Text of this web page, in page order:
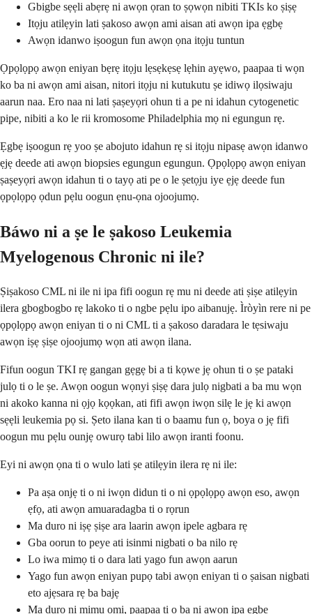
Gbigbe sẹẹli abẹrẹ ni awọn ọran to ṣọwọn nibiti TKIs ko ṣiṣẹ
Itọju atilẹyin lati ṣakoso awọn ami aisan ati awọn ipa ẹgbẹ
Awọn idanwo iṣoogun fun awọn ọna itọju tuntun
Ọpọlọpọ awọn eniyan bẹrẹ itọju lẹsẹkẹsẹ lẹhin ayẹwo, paapaa ti wọn
ko ba ni awọn ami aisan, nitori itọju ni kutukutu ṣe idiwọ ilọsiwaju
aarun naa. Ero naa ni lati ṣaṣeyọri ohun ti a pe ni idahun cytogenetic
pipe, nibiti a ko le rii kromosome Philadelphia mọ ni egungun rẹ.
Ẹgbẹ iṣoogun rẹ yoo ṣe abojuto idahun rẹ si itọju nipasẹ awọn idanwo
ẹjẹ deede ati awọn biopsies egungun egungun. Ọpọlọpọ awọn eniyan
ṣaṣeyọri awọn idahun ti o tayọ ati pe o le ṣetọju iye ẹjẹ deede fun
ọpọlọpọ ọdun pẹlu oogun ẹnu-ọna ojoojumọ.
Báwo ni a ṣe le ṣakoso Leukemia
Myelogenous Chronic ni ile?
Ṣiṣakoso CML ni ile ni ipa fifi oogun rẹ mu ni deede ati ṣiṣe atilẹyin
ilera gbogbogbo rẹ lakoko ti o ngbe pẹlu ipo aibanujẹ. Ìròyìn rere ni pe
ọpọlọpọ awọn eniyan ti o ni CML ti a ṣakoso daradara le tẹsiwaju
awọn iṣẹ ṣiṣe ojoojumọ wọn ati awọn ilana.
Fifun oogun TKI rẹ gangan gẹgẹ bi a ti kọwe jẹ ohun ti o ṣe pataki
julọ ti o le ṣe. Awọn oogun wọnyi ṣiṣẹ dara julọ nigbati a ba mu wọn
ni akoko kanna ni ọjọ kọọkan, ati fifi awọn iwọn silẹ le jẹ ki awọn
sẹẹli leukemia pọ si. Ṣeto ilana kan ti o baamu fun ọ, boya o jẹ fifi
oogun mu pẹlu ounjẹ owurọ tabi lilo awọn iranti foonu.
Eyi ni awọn ọna ti o wulo lati ṣe atilẹyin ilera rẹ ni ile:
Pa aṣa onjẹ ti o ni iwọn didun ti o ni ọpọlọpọ awọn eso, awọn
ẹfọ, ati awọn amuaradagba ti o rọrun
Ma duro ni iṣẹ ṣiṣe ara laarin awọn ipele agbara rẹ
Gba oorun to peye ati isinmi nigbati o ba nilo rẹ
Lo iwa mimọ ti o dara lati yago fun awọn aarun
Yago fun awọn eniyan pupọ tabi awọn eniyan ti o ṣaisan nigbati
eto ajẹsara rẹ ba bajẹ
Ma duro ni mimu omi, paapaa ti o ba ni awọn ipa ẹgbẹ